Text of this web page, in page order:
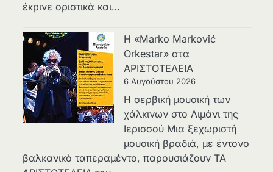
έκρινε οριστικά και…
Η «Marko Marković
Orkestar» στα
ΑΡΙΣΤΟΤΕΛΕΙΑ
6 Αυγούστου 2026
Η σερβική μουσική των
χάλκινων στο Λιμάνι της
Ιερισσού Μια ξεχωριστή
μουσική βραδιά, με έντονο
βαλκανικό ταπεραμέντο, παρουσιάζουν ΤΑ